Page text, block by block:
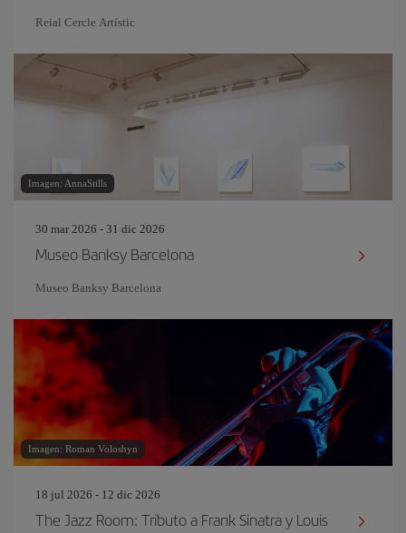
Reial Cercle Artístic
Imagen: AnnaStills
30 mar 2026 - 31 dic 2026
Museo Banksy Barcelona
Museo Banksy Barcelona
Imagen: Roman Voloshyn
18 jul 2026 - 12 dic 2026
The Jazz Room: Tributo a Frank Sinatra y Louis